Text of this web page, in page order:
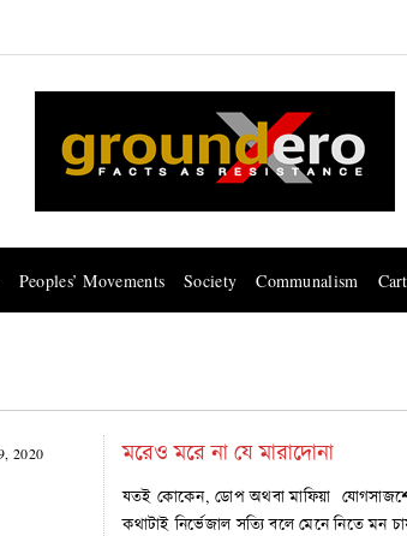
Peoples’ Movements Society Communalism
2020
মরেও মরে না যে মারাদোনা
যতই কোকেন, ডোপ অথবা মাফিয়া
কথাটাই নির্ভেজাল সত্যি বলে মেনে নিতে